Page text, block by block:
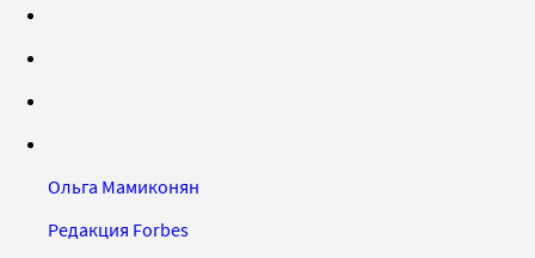
Ольга Мамиконян
Редакция Forbes